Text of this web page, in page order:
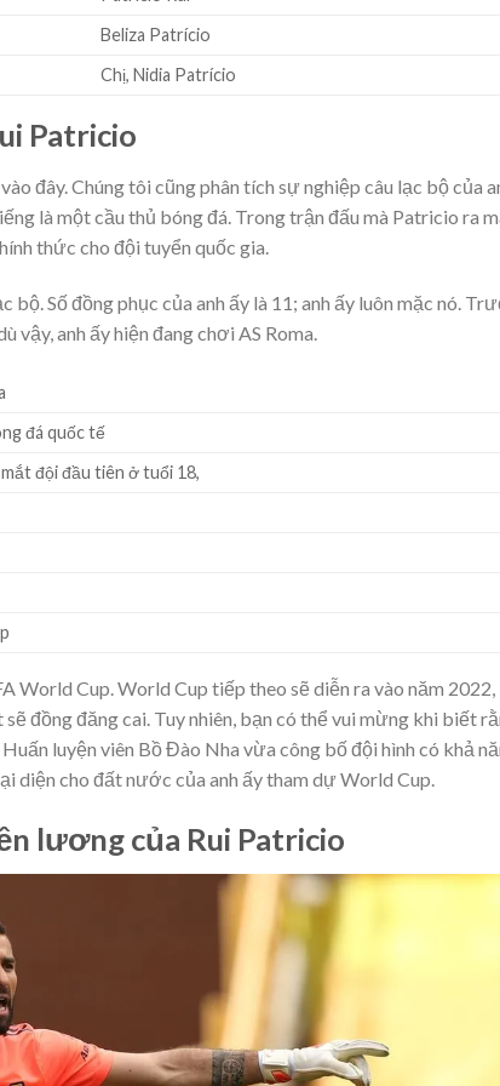
Beliza Patrício
Chị, Nidia Patrício
Patricio
đây. Chúng tôi cũng phân tích sự nghiệp câu lạc bộ của
là một cầu thủ bóng đá. Trong trận đấu mà Patricio ra
thức cho đội tuyển quốc gia.
bộ. Số đồng phục của anh ấy là 11; anh ấy luôn mặc nó.
vậy, anh ấy hiện đang chơi AS Roma.
đá quốc tế
đội đầu tiên ở tuổi 18,
World Cup. World Cup tiếp theo sẽ diễn ra vào năm 2022,
đồng đăng cai. Tuy nhiên, bạn có thể vui mừng khi biết
luyện viên Bồ Đào Nha vừa công bố đội hình có khả
diện cho đất nước của anh ấy tham dự World Cup.
lương của Rui Patricio